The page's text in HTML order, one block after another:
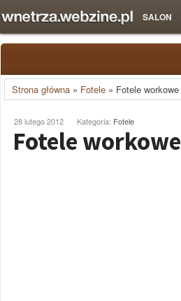
SALON
Strona główna » Fotele » Fotele workowe
28 lutego 2012 Kategoria: Fotele
Fotele workowe